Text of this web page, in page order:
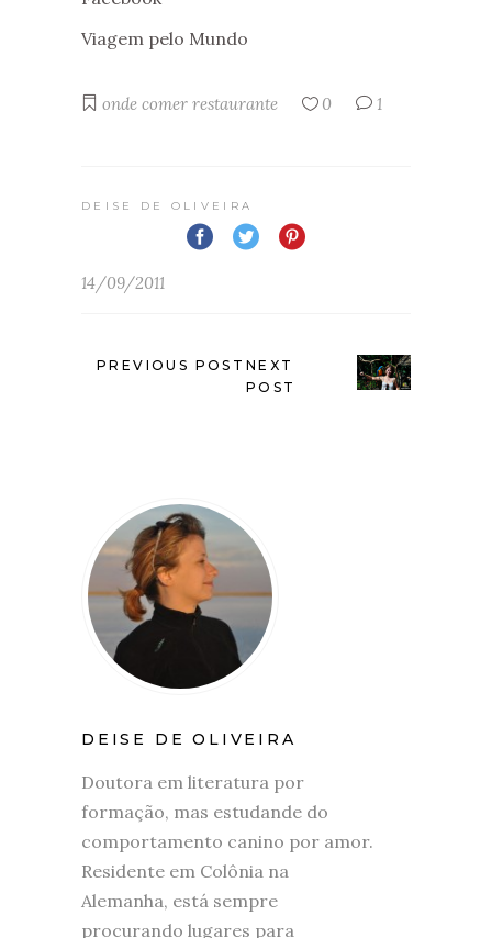
Viagem pelo Mundo
onde comer restaurante 0 1
DEISE DE OLIVEIRA
14/09/2011
PREVIOUS POST NEXT
POST
DEISE DE OLIVEIRA
Doutora em literatura por
formação, mas estudande do
comportamento canino por amor.
Residente em Colônia na
Alemanha, está sempre
procurando lugares para